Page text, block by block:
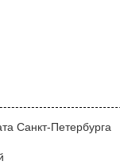
Санкт-Петербурга